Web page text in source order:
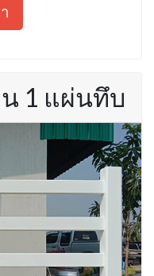
1 แผ่นทึบ